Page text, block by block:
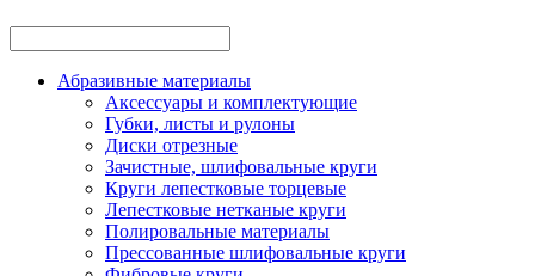
Абразивные материалы
Аксессуары и комплектующие
Губки, листы и рулоны
Диски отрезные
Зачистные, шлифовальные круги
Круги лепестковые торцевые
Лепестковые нетканые круги
Полировальные материалы
Прессованные шлифовальные круги